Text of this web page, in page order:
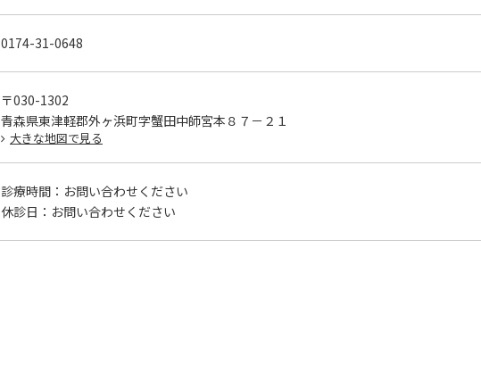
0174-31-0648
〒030-1302
青森県東津軽郡外ヶ浜町字蟹田中師宮本８７－２１
大きな地図で見る
診療時間： お問い合わせください
休診日： お問い合わせください